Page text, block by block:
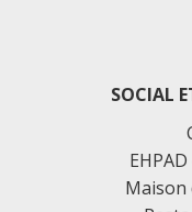
SOCIAL
Maison